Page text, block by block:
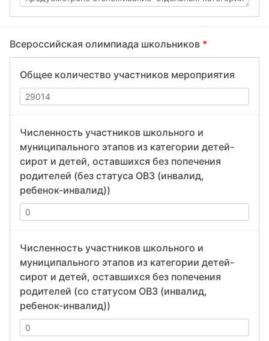
Всероссийская олимпиада школьников *
Общее количество участников мероприятия
Численность участников школьного и
муниципального этапов из категории детей-
сирот и детей, оставшихся без попечения
родителей (без статуса ОВЗ (инвалид,
ребенок-инвалид))
Численность участников школьного и
муниципального этапов из категории детей-
сирот и детей, оставшихся без попечения
родителей (со статусом ОВЗ (инвалид,
ребенок-инвалид))